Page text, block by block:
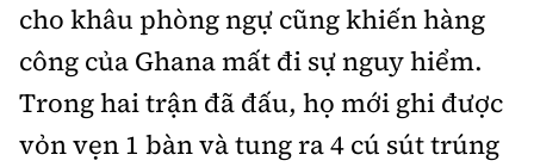
cho khâu phòng ngự cũng khiến hàng
công của Ghana mất đi sự nguy hiểm.
Trong hai trận đã đấu, họ mới ghi được
vỏn vẹn 1 bàn và tung ra 4 cú sút trúng